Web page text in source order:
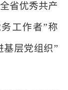
省优秀共产
工作者”称
基层党组织”